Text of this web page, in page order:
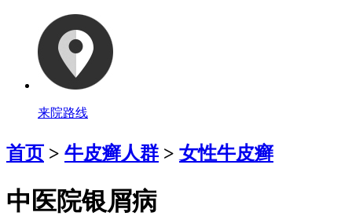
来院路线
首页 > 牛皮癣人群 > 女性牛皮癣
中医院银屑病